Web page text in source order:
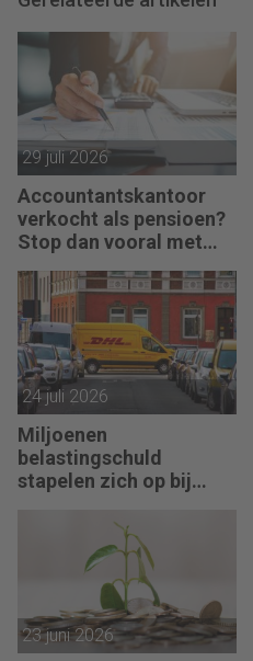
29 juli 2026
Accountantskantoor
verkocht als pensioen?
Stop dan vooral met
werken
24 juli 2026
Miljoenen
belastingschuld
stapelen zich op bij
23 juni 2026